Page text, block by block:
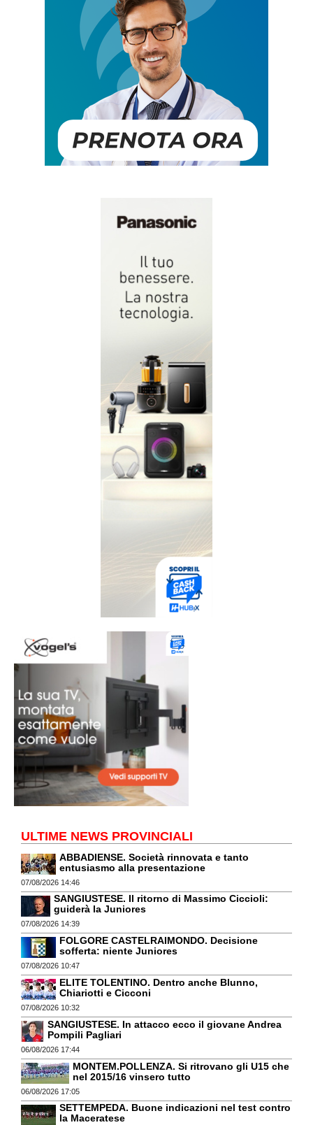
ULTIME NEWS PROVINCIALI
ABBADIENSE. Società rinnovata e tanto
entusiasmo alla presentazione
07/08/2026 14:46
SANGIUSTESE. Il ritorno di Massimo Ciccioli:
guiderà la Juniores
07/08/2026 14:39
FOLGORE CASTELRAIMONDO. Decisione
sofferta: niente Juniores
07/08/2026 10:47
ELITE TOLENTINO. Dentro anche Blunno,
Chiariotti e Cicconi
07/08/2026 10:32
SANGIUSTESE. In attacco ecco il giovane Andrea
Pompili Pagliari
06/08/2026 17:44
MONTEM.POLLENZA. Si ritrovano gli U15 che
nel 2015/16 vinsero tutto
06/08/2026 17:05
SETTEMPEDA. Buone indicazioni nel test contro
la Maceratese